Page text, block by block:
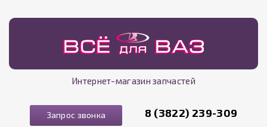
Интернет-магазин запчастей
Запрос звонка
8 (3822) 239-309